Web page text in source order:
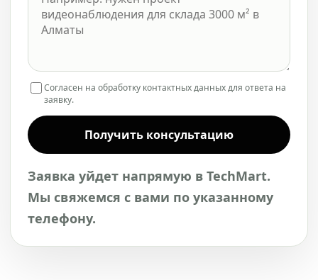
Согласен на обработку контактных данных для ответа на
заявку.
Получить консультацию
Заявка уйдет напрямую в TechMart.
Мы свяжемся с вами по указанному
телефону.